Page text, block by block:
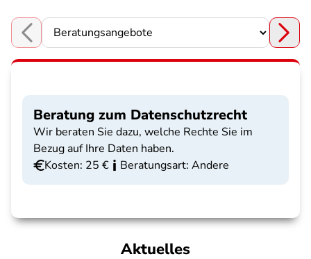
Choose a section
Beratung zum Datenschutzrecht
Wir beraten Sie dazu, welche Rechte Sie im
Bezug auf Ihre Daten haben.
Kosten: 25 €
Beratungsart: Andere
Aktuelles